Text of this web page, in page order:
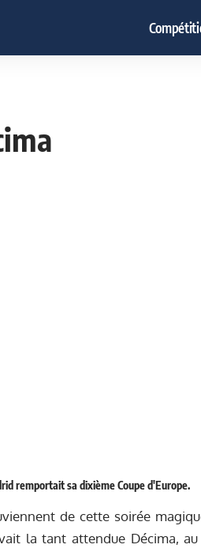
remportait sa dixième Coupe d'Europe.
de cette soirée
la tant attendue Décima,